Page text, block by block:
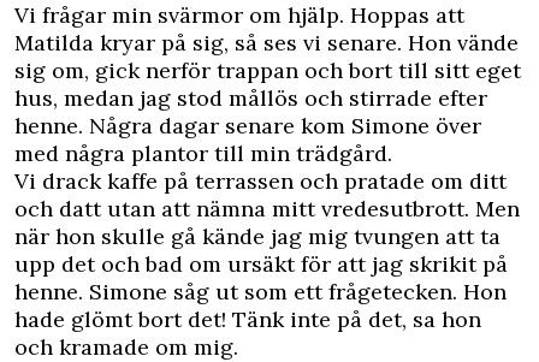
Vi frågar min svärmor om hjälp. Hoppas att
Matilda kryar på sig, så ses vi senare. Hon vände
sig om, gick nerför trappan och bort till sitt eget
hus, medan jag stod mållös och stirrade efter
henne. Några dagar senare kom Simone över
med några plantor till min trädgård.
Vi drack kaffe på terrassen och pratade om ditt
och datt utan att nämna mitt vredesutbrott. Men
när hon skulle gå kände jag mig tvungen att ta
upp det och bad om ursäkt för att jag skrikit på
henne. Simone såg ut som ett frågetecken. Hon
hade glömt bort det! Tänk inte på det, sa hon
och kramade om mig.